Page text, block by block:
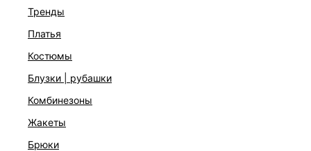
тренды
платья
костюмы
блузки | рубашки
комбинезоны
жакеты
брюки